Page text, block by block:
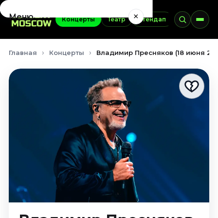
Концерты Театр Стендап Выставки
Меню ×
Сентябрь 2026
Август 2026
Сентябрь 2026
Октябрь 2026
Ноябрь 2026
Главная Концерты Владимир Пресняков (18 июня